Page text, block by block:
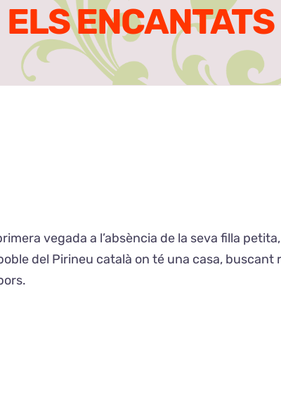
ELS ENCANTATS
vegada a l’absència de la seva filla
del Pirineu català on té una casa,